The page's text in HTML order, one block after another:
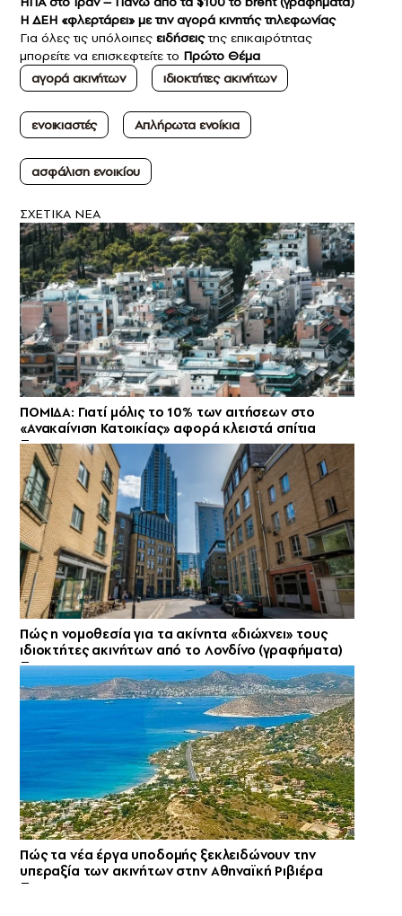
Η ΔΕΗ «φλερτάρει» με την αγορά κινητής τηλεφωνίας
Για όλες τις υπόλοιπες ειδήσειςτης επικαιρότητας
μπορείτε να επισκεφτείτε το Πρώτο Θέμα
αγορά ακινήτων
ιδιοκτήτες ακινήτων
ενοικιαστές Απλήρωτα ενοίκια
ασφάλιση ενοικίου
ΣXETIKA NEA
ΠΟΜΙΔΑ: Γιατί μόλις το 10% των αιτήσεων στο
«Ανακαίνιση Κατοικίας» αφορά κλειστά σπίτια
Πώς η νομοθεσία για τα ακίνητα «διώχνει» τους
ιδιοκτήτες ακινήτων από το Λονδίνο (γραφήματα)
Πώς τα νέα έργα υποδομής ξεκλειδώνουν την
υπεραξία των ακινήτων στην Αθηναϊκή Ριβιέρα